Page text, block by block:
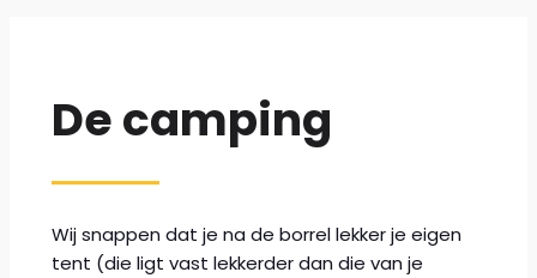
De camping
Wij snappen dat je na de borrel lekker je eigen
tent (die ligt vast lekkerder dan die van je